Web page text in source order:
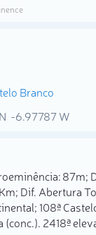
Branco
N -6.97787W
87m;
Dif. Abertura
108ª
(conc.). 2418ª